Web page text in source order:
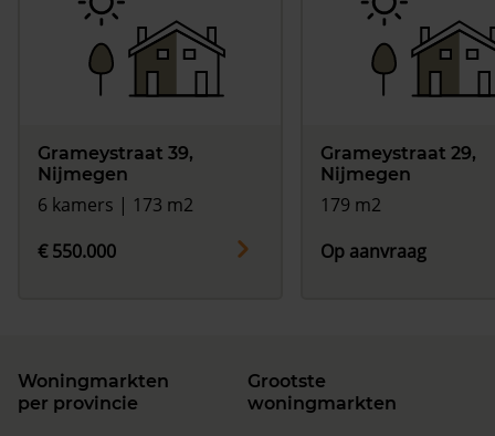
Grameystraat 39,
Nijmegen
6 kamers | 173 m2
€ 550.000
Grameystraat 29,
Nijmegen
179 m2
Op aanvraag
Woningmarkten
per provincie
Grootste
woningmarkten